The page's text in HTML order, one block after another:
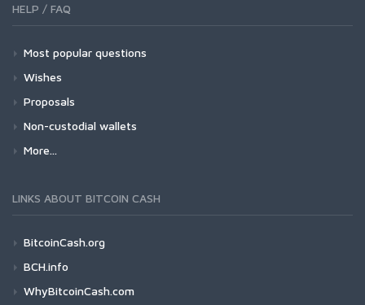
HELP / FAQ
Most popular questions
Wishes
Proposals
Non-custodial wallets
More...
LINKS ABOUT BITCOIN CASH
BitcoinCash.org
BCH.info
WhyBitcoinCash.com